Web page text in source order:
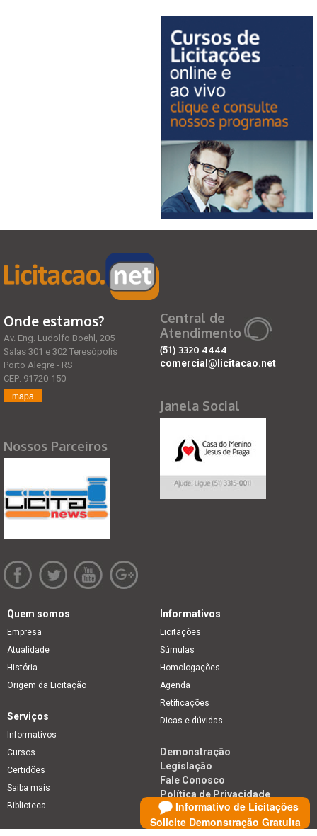
Informativo de Licitações
Solicite Demonstração Gratuita
Onde estamos?
Av. Eng. Ludolfo Boehl, 205
Salas 301 e 302 Teresópolis
Porto Alegre - RS
CEP: 91720-150
mapa
Nossos Parceiros
Central de
Atendimento
(51) 3320 4444
comercial@licitacao.net
Janela Social
Quem somos
Empresa
Atualidade
História
Origem da Licitação
Informativos
Licitações
Súmulas
Homologações
Agenda
Retificações
Dicas e dúvidas
Serviços
Informativos
Cursos
Certidões
Saiba mais
Biblioteca
Demonstração
Legislação
Fale Conosco
Política de Privacidade